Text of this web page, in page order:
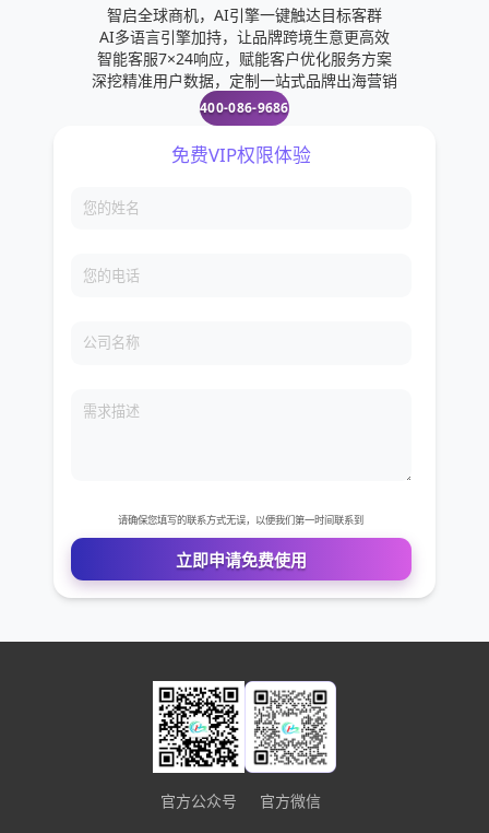
智启全球商机，AI引擎一键触达目标客群
AI多语言引擎加持，让品牌跨境生意更高效
智能客服7×24响应，赋能客户优化服务方案
深挖精准用户数据，定制一站式品牌出海营销
400-086-9686
您的电话
请确保您填写的联系方式无误，以便我们第一时间联系到
官方公众号 官方微信